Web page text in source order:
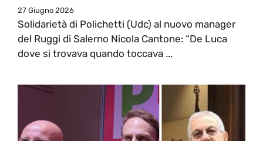
27 Giugno 2026
Solidarietà di Polichetti (Udc) al nuovo manager
del Ruggi di Salerno Nicola Cantone: “De Luca
dove si trovava quando toccava ...